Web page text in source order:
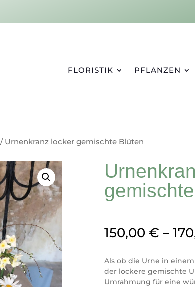
FLORISTIK PFLANZEN
/ Urnenkranz locker gemischte Blüten
150,00 € –
Als ob die Urne in
der lockere gemischte
Umrahmung für eine